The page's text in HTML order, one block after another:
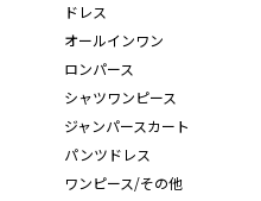
ドレス
オールインワン
ロンパース
シャツワンピース
ジャンパースカート
パンツドレス
ワンピース/その他